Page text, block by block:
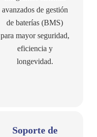
avanzados de gestión
de baterías (BMS)
para mayor seguridad,
eficiencia y
longevidad.
Soporte de